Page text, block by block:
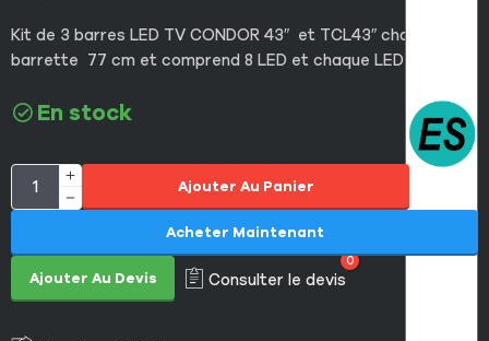
Kit de 3 barres LED TV CONDOR 43″ et TCL43″ chaque
barrette 77 cm et comprend 8 LED et chaque LED 3V.
En stock
Ajouter Au Panier
Ajouter Au Devis Consulter le devis
0
Acheter Maintenant